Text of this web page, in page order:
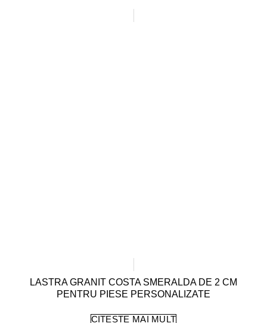
LASTRA GRANIT COSTA SMERALDA DE 2 CM
PENTRU PIESE PERSONALIZATE
CITEȘTE MAI MULT